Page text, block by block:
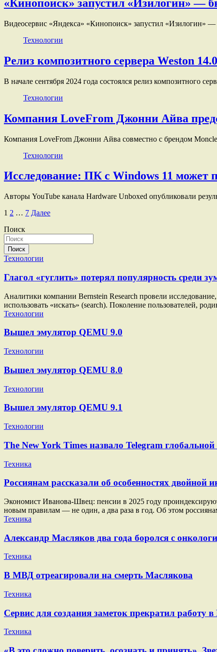
«Кинопоиск» запустил «Изилогин» —
Видеосервис «Яндекса» «Кинопоиск» запустил «Изилогин»
Технологии
Релиз композитного сервера Weston 14.0
В начале сентября 2024 года состоялся релиз композитного
Технологии
Компания LoveFrom Джонни Айва
Компания LoveFrom Джонни Айва совместно с брендом
Технологии
Исследование: ПК с Windows 11 может
Авторы YouTube канала Hardware Unboxed опубликовали
Пагинация
записей
1 2 … 7 Далее
Поиск
Поиск
Технологии
Глагол «гуглить» потерял популярность среди
Аналитики компании Bernstein Research провели
использовать «искать» (search). Поколение пользователей,
Технологии
Вышел эмулятор QEMU 9.0
Технологии
Вышел эмулятор QEMU 8.0
Технологии
Вышел эмулятор QEMU 9.1
Технологии
The New York Times назвало Telegram
Техника
Россиянам рассказали об особенностях двойной
Экономист Иванова-Швец: пенсии в 2025 году
новым правилам — не один, а два раза в год. Об этом
Техника
Александр Масляков два года боролся с
Техника
В МВД отреагировали на смерть Маслякова
Техника
Сервис для создания заметок прекратил работу в
Техника